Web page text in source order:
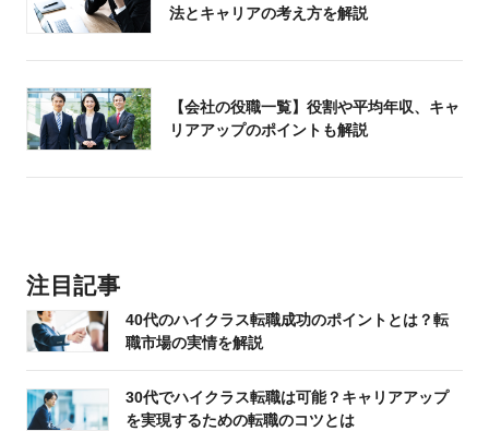
法とキャリアの考え方を解説
【会社の役職一覧】役割や平均年収、キャ
リアアップのポイントも解説
注目記事
40代のハイクラス転職成功のポイントとは？転
職市場の実情を解説
30代でハイクラス転職は可能？キャリアアップ
を実現するための転職のコツとは